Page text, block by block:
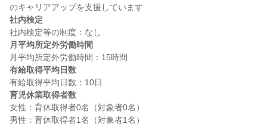
社内検定
月平均所定外労働時間
有給取得平均日数
育児休業取得者数
女性：育休取得者0名（対象者0名）